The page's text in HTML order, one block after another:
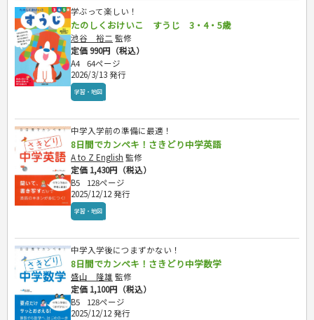
学ぶって楽しい！
たのしくおけいこ すうじ 3・4・5歳
池谷 裕二 監修
定価 990円（税込）
A4
64ページ
2026/3/13 発行
学習・地図
中学入学前の準備に最適！
8日間でカンペキ！さきどり中学英語
A to Z English 監修
定価 1,430円（税込）
B5
128ページ
2025/12/12 発行
学習・地図
中学入学後につまずかない！
8日間でカンペキ！さきどり中学数学
盛山 隆雄 監修
定価 1,100円（税込）
B5
128ページ
2025/12/12 発行